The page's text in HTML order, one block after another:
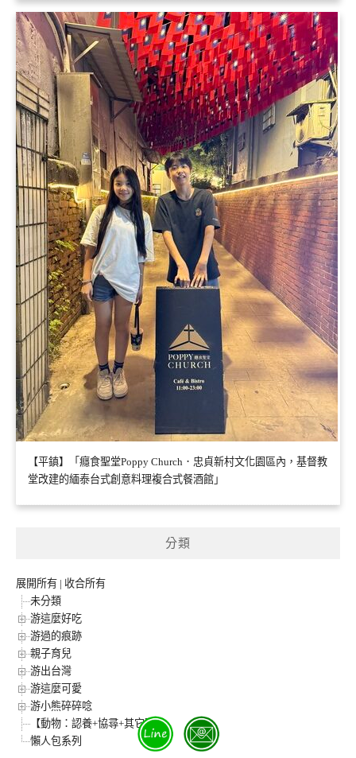
【平鎮】「癮食聖堂Poppy Church．忠貞新村文化園區內，基督教
堂改建的緬泰台式創意料理複合式餐酒館」
分類
展開所有 | 收合所有
未分類
游這麼好吃
游過的痕跡
親子育兒
游出台灣
游這麼可愛
游小熊碎碎唸
【動物：認養+協尋+其它】
懶人包系列